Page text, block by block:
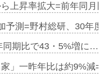
上昇率拡大=前年同
予測=野村総研、30年
同期比で43・5%増に…
」一昨年比は約9%